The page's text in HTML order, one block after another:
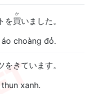
を買
か
いました。
choàng đỏ.
をきています。
xanh.